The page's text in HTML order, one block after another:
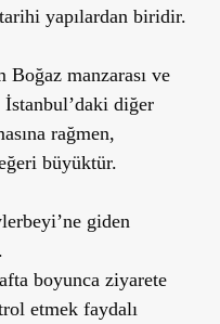
yapılardan biridir.
Boğaz manzarası ve
’daki diğer
rağmen,
büyüktür.
’ne giden
boyunca ziyarete
etmek faydalı